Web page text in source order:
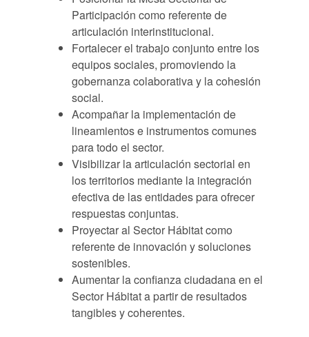
Participación como referente de
articulación interinstitucional.
Fortalecer el trabajo conjunto entre los
equipos sociales, promoviendo la
gobernanza colaborativa y la cohesión
social.
Acompañar la implementación de
lineamientos e instrumentos comunes
para todo el sector.
Visibilizar la articulación sectorial en
los territorios mediante la integración
efectiva de las entidades para ofrecer
respuestas conjuntas.
Proyectar al Sector Hábitat como
referente de innovación y soluciones
sostenibles.
Aumentar la confianza ciudadana en el
Sector Hábitat a partir de resultados
tangibles y coherentes.